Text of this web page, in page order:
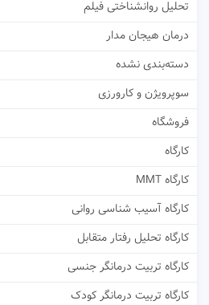
تحلیل روانشناختی فیلم
درمان هیجان مدار
دسته‌بندی نشده
سوپرویژن و کارورزی
فروشگاه
کارگاه
کارگاه MMT
کارگاه آسیب شناسی روانی
کارگاه تحلیل رفتار متقابل
کارگاه تربیت درمانگر جنسی
کارگاه تربیت درمانگر کودک